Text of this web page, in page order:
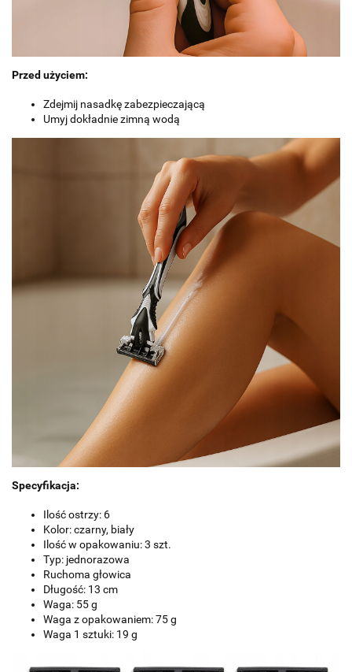
Przed użyciem:
Zdejmij nasadkę zabezpieczającą
Umyj dokładnie zimną wodą
Specyfikacja:
Ilość ostrzy: 6
Kolor: czarny, biały
Ilość w opakowaniu: 3 szt.
Typ: jednorazowa
Ruchoma głowica
Długość: 13 cm
Waga: 55 g
Waga z opakowaniem: 75 g
Waga 1 sztuki: 19 g